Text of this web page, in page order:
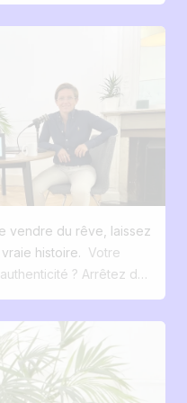
s’agisse d’acheter
service. Pour attirer
en action. Exactement
réussie. Vos
des attentes précises.
vos futurs
dès la première
claire et mobile
du début à la fin
le process Et surtout,
en quelques clics.
qualitative,
site carrière à votre
un site carrière
pour convertir. Ce
ce que vous
… le silence s’installe. Le
talents ont le choix. Ils
googlent. Et face à une
team soudée, job
que la marque
d’attractivité et de
: de quoi parle-t-on
logo sur une offre ou
employeur, c’est la
vous en tant
l’ayez formalisée ou
(formels ou off) de
avec les
vendre du rêve, laissez
histoire. Votre
? Arrêtez de
Une entreprise
campagne de
léchés, des